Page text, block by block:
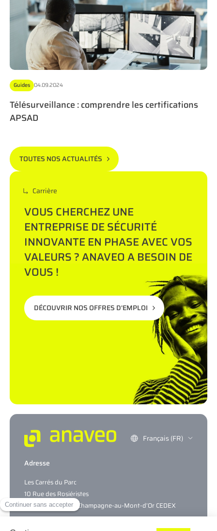
Guides 04.09.2024
Télésurveillance : comprendre les certifications
APSAD
TOUTES NOS ACTUALITÉS
Carrière
VOUS CHERCHEZ UNE
ENTREPRISE DE SÉCURITÉ
INNOVANTE EN PHASE AVEC VOS
VALEURS ? ANAVEO A BESOIN DE
VOUS !
DÉCOUVRIR NOS OFFRES D'EMPLOI
Français (FR)
Adresse
Les Carrés du Parc
10 Rue des Rosiéristes
CS69317 – 69544 Champagne-au-Mont-d’Or CEDEX